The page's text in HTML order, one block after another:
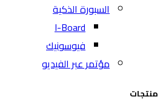
السبورة الذكية
I-Board
فيوسونيك
مؤتمر عبر الفيديو
منتجات